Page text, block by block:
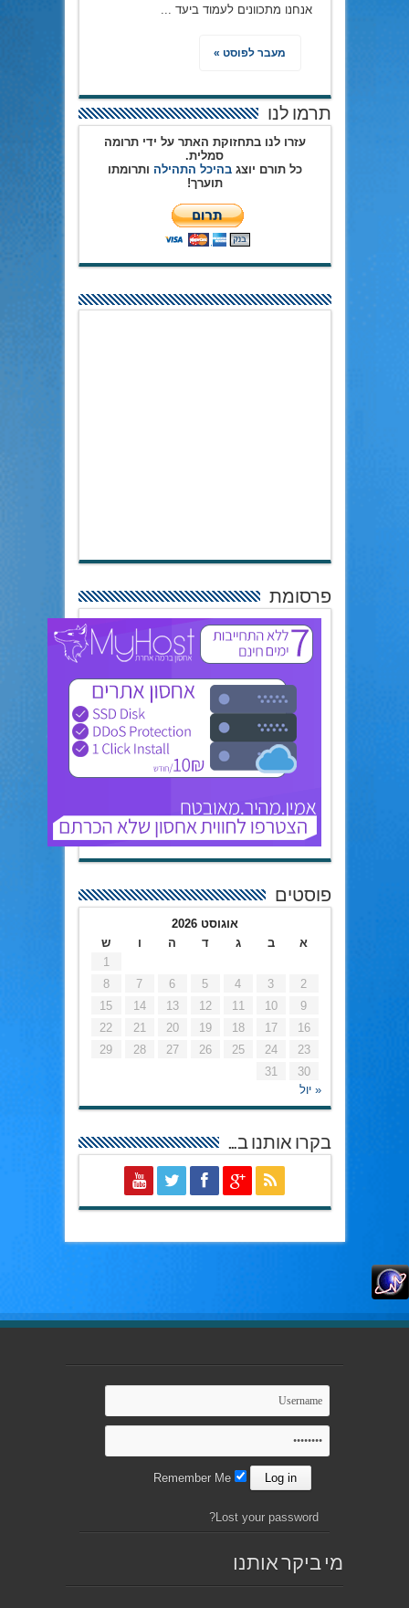
אנחנו מתכוונים לעמוד ביעד ...
מעבר לפוסט »
תרמו לנו
עזרו לנו בתחזוקת האתר על ידי תרומה
סמלית.
כל תורם יוצגבהיכל התהילה ותרומתו
תוערך!
פרסומת
פוסטים
אוגוסט 2026
א
ב ג ד ה ו
ש
1
2
3
4
5
6
7
8
9
10
11
12
13
14
15
16
17
18
19
20
21
22
23
24
25
26
27
28
29
30
31
« יול
בקרו אותנו ב…
Lost your password?
מי ביקר אותנו